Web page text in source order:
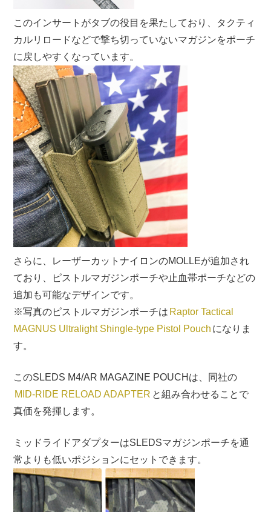
このインサートがタブの役目を果たしており、タクティ
カルリロードなどで撃ち切っていないマガジンをポーチ
に戻しやすくなっています。
さらに、レーザーカットナイロンのMOLLEが追加され
ており、ピストルマガジンポーチや止血帯ポーチなどの
追加も可能なデザインです。
※写真のピストルマガジンポーチは Raptor Tactical
MAGNUS Ultralight Shingle-type Pistol Pouch になりま
す。
このSLEDS M4/AR MAGAZINE POUCHは、同社の
MID-RIDE RELOAD ADAPTER と組み合わせることで
真価を発揮します。
ミッドライドアダプターはSLEDSマガジンポーチを通
常よりも低いポジションにセットできます。